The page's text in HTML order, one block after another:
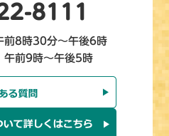
8111
前8時30分～午後6時
午前9時～午後5時